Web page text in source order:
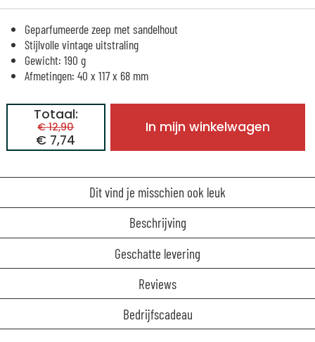
Geparfumeerde zeep met sandelhout
Stijlvolle vintage uitstraling
Gewicht: 190 g
Afmetingen: 40 x 117 x 68 mm
Totaal:
€ 12,90
€ 7,74
In mijn winkelwagen
Dit vind je misschien ook leuk
Beschrijving
Geschatte levering
Reviews
Bedrijfscadeau